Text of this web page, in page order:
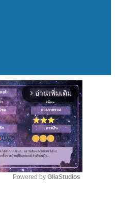
arrow_forward_ios อ่านเพิ่มเติม
Powered by GliaStudios